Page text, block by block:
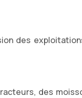
des
des